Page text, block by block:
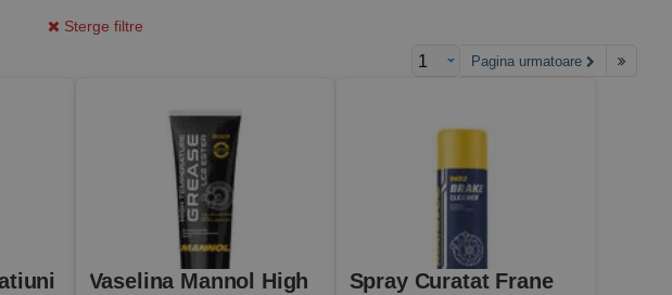
și specificațiilor indicate de producătorul vehiculului. Schimbul de ulei trebuie efectuat
Sterge filtre
Pagina urmatoare
Vaselina Mannol High
Spray Curatat Frane